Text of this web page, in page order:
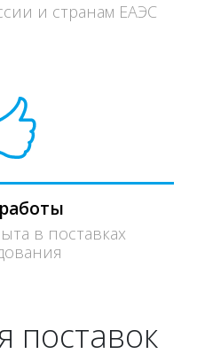
и странам ЕАЭС
в поставках
поставок